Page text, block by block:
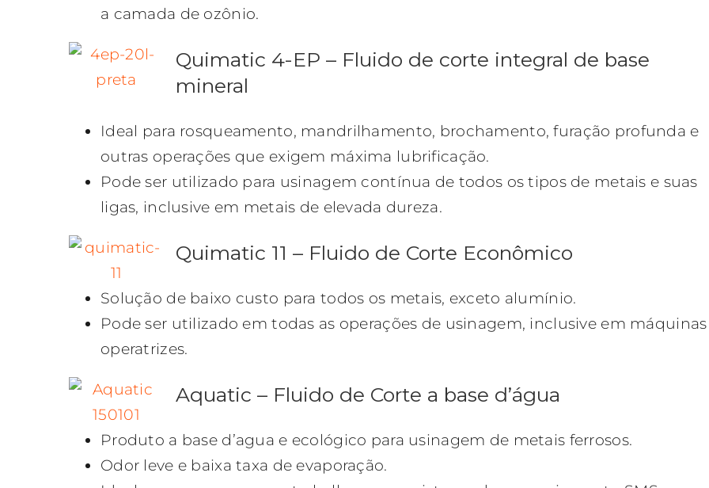
a camada de ozônio.
Quimatic 4-EP – Fluido de corte integral de base
mineral
Ideal para rosqueamento, mandrilhamento, brochamento, furação profunda e
outras operações que exigem máxima lubrificação.
Pode ser utilizado para usinagem contínua de todos os tipos de metais e suas
ligas, inclusive em metais de elevada dureza.
Quimatic 11 – Fluido de Corte Econômico
Solução de baixo custo para todos os metais, exceto alumínio.
Pode ser utilizado em todas as operações de usinagem, inclusive em máquinas
operatrizes.
Aquatic – Fluido de Corte a base d’água
Produto a base d’agua e ecológico para usinagem de metais ferrosos.
Odor leve e baixa taxa de evaporação.